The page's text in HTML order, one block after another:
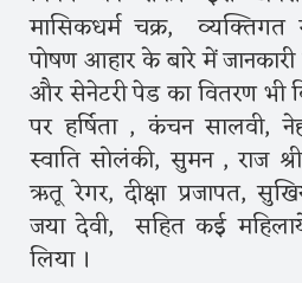
मासिकधर्म चक्र,
पोषण आहार के बारे में
और सेनेटरी पेड का वितरण
पर हर्षिता , कंचन सालवी,
स्वाति सोलंकी, सुमन , राज
ऋतू रेगर, दीक्षा प्रजापत,
जया देवी, सहित कई
लिया ।